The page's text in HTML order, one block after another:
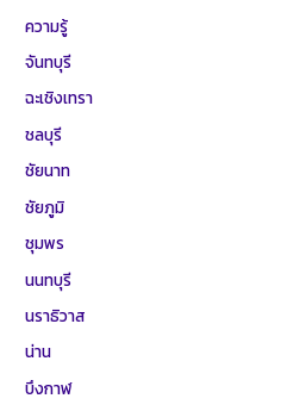
ความรู้
จันทบุรี
ฉะเชิงเทรา
ชลบุรี
ชัยนาท
ชัยภูมิ
ชุมพร
นนทบุรี
นราธิวาส
น่าน
บึงกาฬ